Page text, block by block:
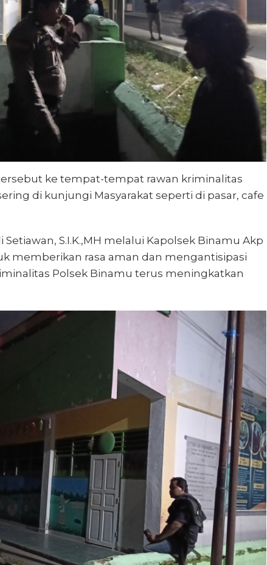
ke tempat-tempat rawan kriminalitas
di kunjungi Masyarakat seperti di pasar, cafe
S.I.K.,MH melalui Kapolsek Binamu Akp
memberikan rasa aman dan mengantisipasi
Polsek Binamu terus meningkatkan